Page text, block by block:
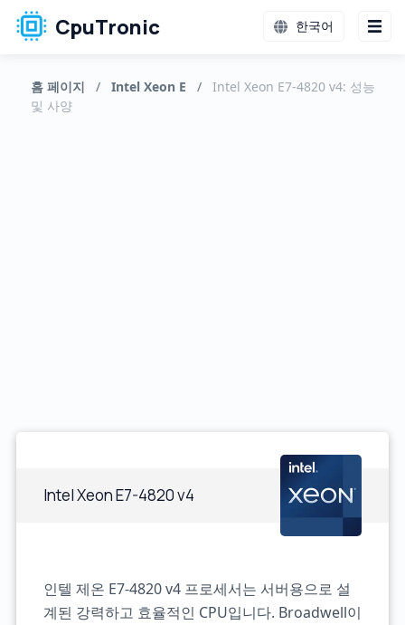
CpuTronic 한국어
홈 페이지 / Intel Xeon E /
Intel Xeon E7-4820 v4: 성능
및 사양
Intel Xeon E7-4820 v4
인텔 제온 E7-4820 v4 프로세서는 서버용으로 설
계된 강력하고 효율적인 CPU입니다. Broadwell이